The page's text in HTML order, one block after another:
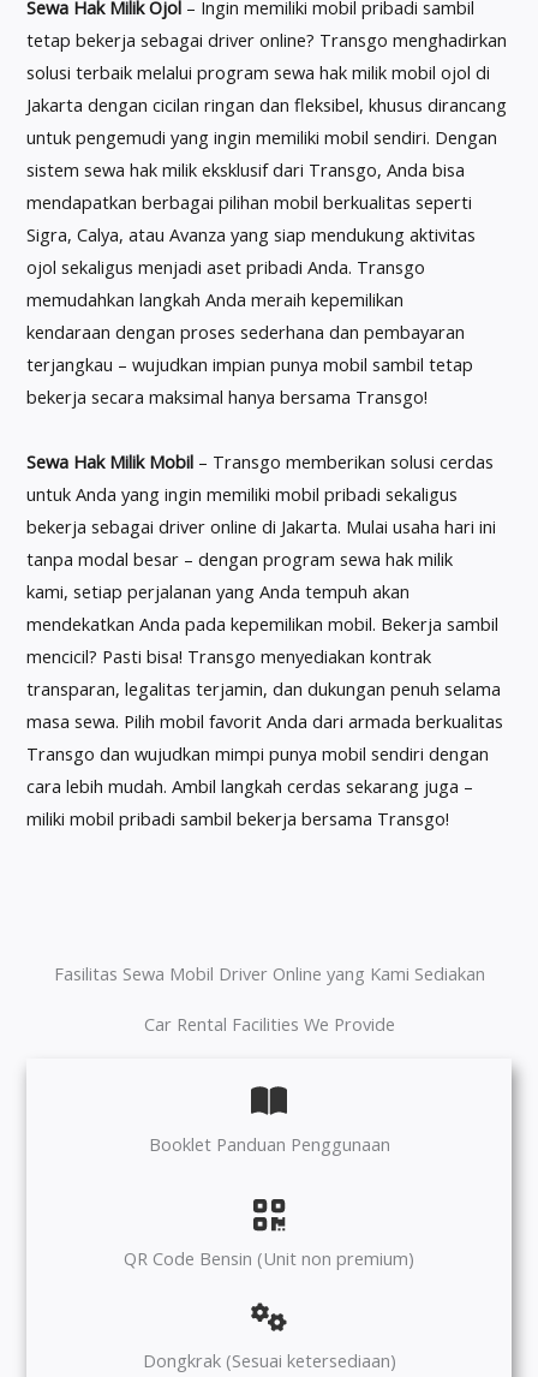
Sewa Hak Milik Ojol – Ingin memiliki mobil pribadi sambil
tetap bekerja sebagai driver online? Transgo menghadirkan
solusi terbaik melalui program sewa hak milik mobil ojol di
Jakarta dengan cicilan ringan dan fleksibel, khusus dirancang
untuk pengemudi yang ingin memiliki mobil sendiri. Dengan
sistem sewa hak milik eksklusif dari Transgo, Anda bisa
mendapatkan berbagai pilihan mobil berkualitas seperti
Sigra, Calya, atau Avanza yang siap mendukung aktivitas
ojol sekaligus menjadi aset pribadi Anda. Transgo
memudahkan langkah Anda meraih kepemilikan
kendaraan dengan proses sederhana dan pembayaran
terjangkau – wujudkan impian punya mobil sambil tetap
bekerja secara maksimal hanya bersama Transgo!
Sewa Hak Milik Mobil – Transgo memberikan solusi cerdas
untuk Anda yang ingin memiliki mobil pribadi sekaligus
bekerja sebagai driver online di Jakarta. Mulai usaha hari ini
tanpa modal besar – dengan program sewa hak milik
kami, setiap perjalanan yang Anda tempuh akan
mendekatkan Anda pada kepemilikan mobil. Bekerja sambil
mencicil? Pasti bisa! Transgo menyediakan kontrak
transparan, legalitas terjamin, dan dukungan penuh selama
masa sewa. Pilih mobil favorit Anda dari armada berkualitas
Transgo dan wujudkan mimpi punya mobil sendiri dengan
cara lebih mudah. Ambil langkah cerdas sekarang juga –
miliki mobil pribadi sambil bekerja bersama Transgo!
Fasilitas Sewa Mobil Driver Online yang Kami Sediakan
Car Rental Facilities We Provide
Booklet Panduan Penggunaan
QR Code Bensin (Unit non premium)
Dongkrak (Sesuai ketersediaan)